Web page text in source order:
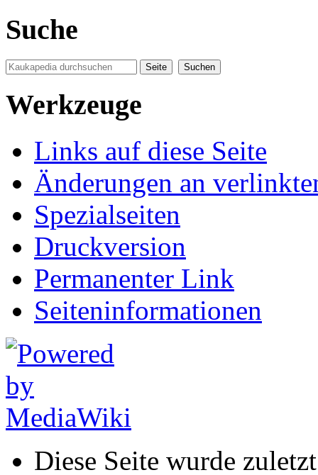
Suche
Werkzeuge
Links auf diese Seite
Änderungen an
Spezialseiten
Druckversion
Permanenter Link
Seiten­informationen
Diese Seite wurde